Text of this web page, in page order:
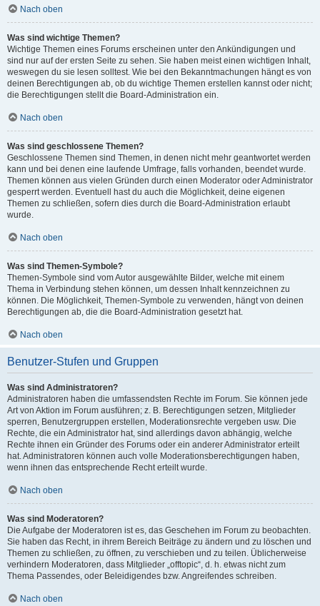
Nach oben
Was sind wichtige Themen?
Wichtige Themen eines Forums erscheinen unter den Ankündigungen und
sind nur auf der ersten Seite zu sehen. Sie haben meist einen wichtigen Inhalt,
weswegen du sie lesen solltest. Wie bei den Bekanntmachungen hängt es von
deinen Berechtigungen ab, ob du wichtige Themen erstellen kannst oder nicht;
die Berechtigungen stellt die Board-Administration ein.
Nach oben
Was sind geschlossene Themen?
Geschlossene Themen sind Themen, in denen nicht mehr geantwortet werden
kann und bei denen eine laufende Umfrage, falls vorhanden, beendet wurde.
Themen können aus vielen Gründen durch einen Moderator oder Administrator
gesperrt werden. Eventuell hast du auch die Möglichkeit, deine eigenen
Themen zu schließen, sofern dies durch die Board-Administration erlaubt
wurde.
Nach oben
Was sind Themen-Symbole?
Themen-Symbole sind vom Autor ausgewählte Bilder, welche mit einem
Thema in Verbindung stehen können, um dessen Inhalt kennzeichnen zu
können. Die Möglichkeit, Themen-Symbole zu verwenden, hängt von deinen
Berechtigungen ab, die die Board-Administration gesetzt hat.
Nach oben
Benutzer-Stufen und Gruppen
Was sind Administratoren?
Administratoren haben die umfassendsten Rechte im Forum. Sie können jede
Art von Aktion im Forum ausführen; z. B. Berechtigungen setzen, Mitglieder
sperren, Benutzergruppen erstellen, Moderationsrechte vergeben usw. Die
Rechte, die ein Administrator hat, sind allerdings davon abhängig, welche
Rechte ihnen ein Gründer des Forums oder ein anderer Administrator erteilt
hat. Administratoren können auch volle Moderationsberechtigungen haben,
wenn ihnen das entsprechende Recht erteilt wurde.
Nach oben
Was sind Moderatoren?
Die Aufgabe der Moderatoren ist es, das Geschehen im Forum zu beobachten.
Sie haben das Recht, in ihrem Bereich Beiträge zu ändern und zu löschen und
Themen zu schließen, zu öffnen, zu verschieben und zu teilen. Üblicherweise
verhindern Moderatoren, dass Mitglieder „offtopic“, d. h. etwas nicht zum
Thema Passendes, oder Beleidigendes bzw. Angreifendes schreiben.
Nach oben